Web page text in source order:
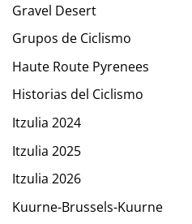
Gravel Desert
Grupos de Ciclismo
Haute Route Pyrenees
Historias del Ciclismo
Itzulia 2024
Itzulia 2025
Itzulia 2026
Kuurne-Brussels-Kuurne